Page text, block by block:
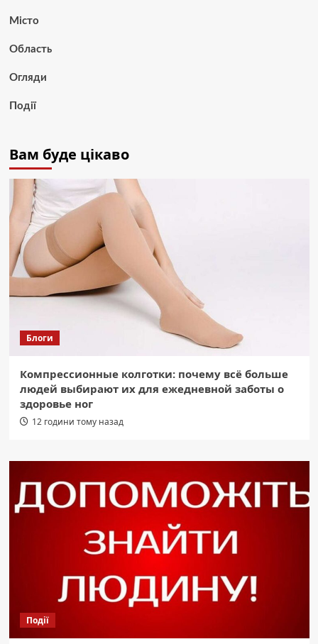
Місто
Область
Огляди
Події
Вам буде цікаво
Блоги
Компрессионные колготки: почему всё больше
людей выбирают их для ежедневной заботы о
здоровье ног
12 години тому назад
Події